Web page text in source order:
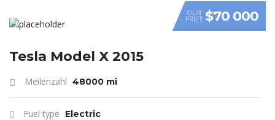
OUR
PRICE $70 000
Tesla Model X 2015
Meilenzahl 48000 mi
Fuel type Electric